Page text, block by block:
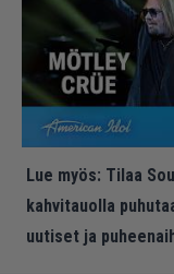
Lue myös: Tilaa
kahvitauolla
uutiset ja